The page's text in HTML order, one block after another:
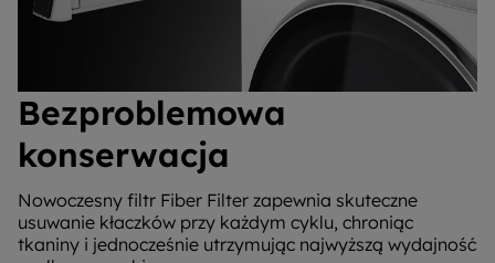
Bezproblemowa
konserwacja
Nowoczesny filtr Fiber Filter zapewnia skuteczne
usuwanie kłaczków przy każdym cyklu, chroniąc
tkaniny i jednocześnie utrzymując najwyższą wydajność